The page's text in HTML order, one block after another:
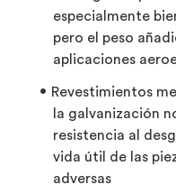
especialmente
pero el peso
aplicaciones
Revestimientos
la galvanización
resistencia al
vida útil de las
adversas